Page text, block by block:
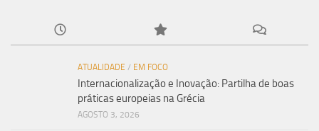
ATUALIDADE / EM FOCO
Internacionalização e Inovação: Partilha de boas
práticas europeias na Grécia
AGOSTO 3, 2026